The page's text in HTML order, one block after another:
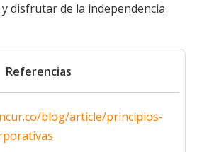
disfrutar de la independencia
Referencias
blog/article/principios-